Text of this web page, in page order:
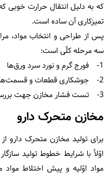
که به دلیل انتقال حرارت خوبی
تمیزکاری آن ساده است.
پس از طراحی و انتخاب مواد،
سه مرحله کلّی است:
1- فورج گرم و نورد سرد ورق‌ها
2- جوشکاری قطعات و قسمت‌های مخزن
3- تست فشار مخازن جهت بررسی سلامت آن
مخازن متحرک دارو
برای تولید مخازن متحرک دارو
اوّلاً با شرایط خطوط تولید
مواد اوّلیه و پیش اختلاط مواد